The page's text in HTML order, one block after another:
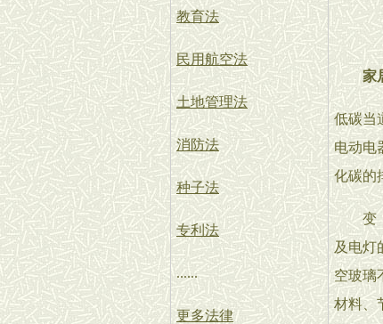
教育法
民用航空法
土地管理法
消防法
种子法
专利法
......
更多法律
家
低碳当
电动电
化碳的
变！改
及电灯
空玻璃
材料、